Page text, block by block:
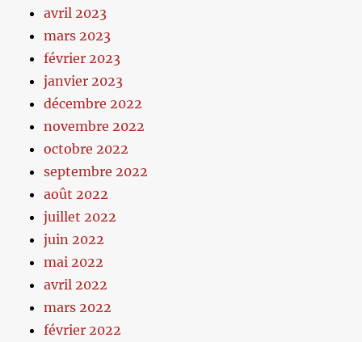
avril 2023
mars 2023
février 2023
janvier 2023
décembre 2022
novembre 2022
octobre 2022
septembre 2022
août 2022
juillet 2022
juin 2022
mai 2022
avril 2022
mars 2022
février 2022